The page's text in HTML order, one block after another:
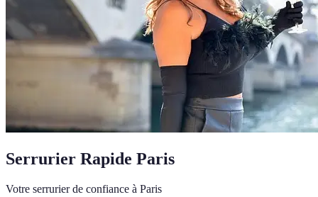
Serrurier Rapide Paris
Votre serrurier de confiance à Paris